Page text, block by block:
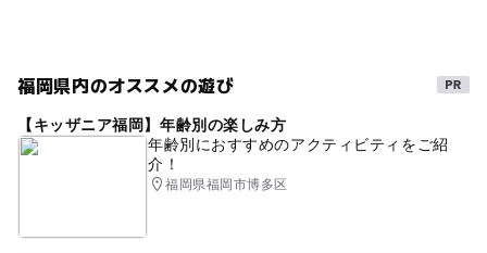
福岡県内のオススメの遊び
【キッザニア福岡】年齢別の楽しみ方
年齢別におすすめのアクティビティをご紹
介！
福岡県福岡市博多区